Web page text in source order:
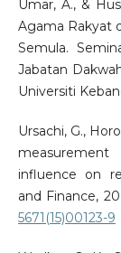
Umar, A., &
Agama Rakyat
Semula.
Jabatan
Universiti
Ursachi, G.,
influence on
and Finance,
5671(15)00123-9